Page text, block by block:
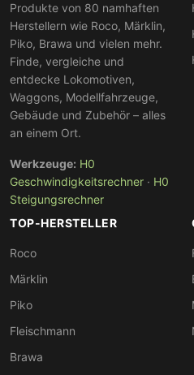
Produkte von 80 namhaften
Herstellern wie Roco, Märklin,
Piko, Brawa und vielen mehr.
Finde, vergleiche und
entdecke Lokomotiven,
Waggons, Modellfahrzeuge,
Gebäude und Zubehör – alles
an einem Ort.
Werkzeuge: H0
Geschwindigkeitsrechner · H0
Steigungsrechner
TOP-HERSTELLER
Roco
Märklin
Piko
Fleischmann
Brawa